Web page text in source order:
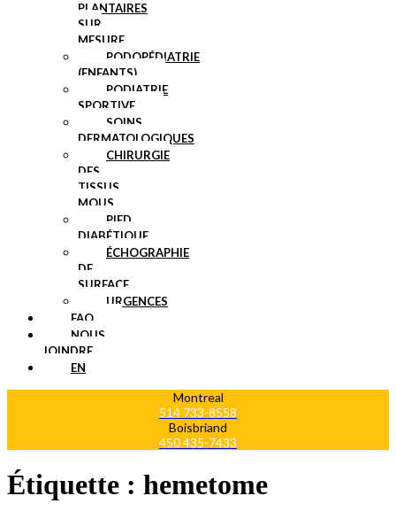
PLANTAIRES
SUR
MESURE
PODOPÉDIATRIE
(ENFANTS)
PODIATRIE
SPORTIVE
SOINS
DERMATOLOGIQUES
CHIRURGIE
DES
TISSUS
MOUS
PIED
DIABÉTIQUE
ÉCHOGRAPHIE
DE
SURFACE
URGENCES
FAQ
NOUS
JOINDRE
EN
Montreal
514 733-8558
Boisbriand
450 435-7433
Étiquette : hemetome